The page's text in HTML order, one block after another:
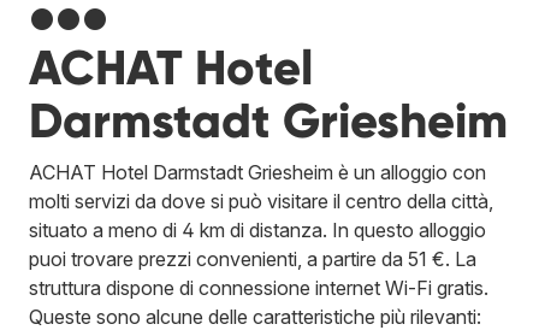
●●●
ACHAT Hotel
Darmstadt Griesheim
ACHAT Hotel Darmstadt Griesheim è un alloggio con
molti servizi da dove si può visitare il centro della città,
situato a meno di 4 km di distanza. In questo alloggio
puoi trovare prezzi convenienti, a partire da 51 €. La
struttura dispone di connessione internet Wi-Fi gratis.
Queste sono alcune delle caratteristiche più rilevanti: